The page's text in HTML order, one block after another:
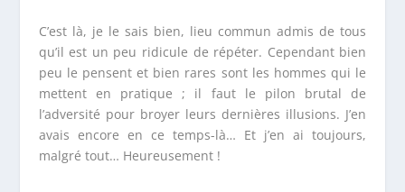
C’est là, je le sais bien, lieu commun admis de tous
qu’il est un peu ridicule de répéter. Cependant bien
peu le pensent et bien rares sont les hommes qui le
mettent en pratique ; il faut le pilon brutal de
l’adversité pour broyer leurs dernières illusions. J’en
avais encore en ce temps-là… Et j’en ai toujours,
malgré tout… Heureusement !